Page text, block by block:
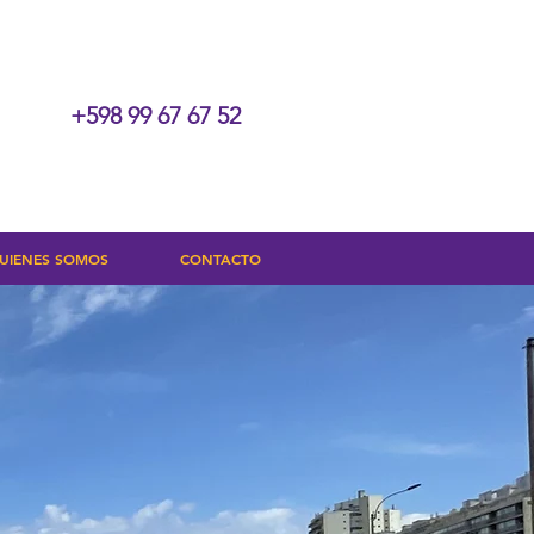
+598 99 67 67 52
SOMOS CONTACTO